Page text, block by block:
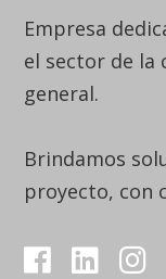
Empresa
el sector de la
general.
Brindamos
proyecto, con